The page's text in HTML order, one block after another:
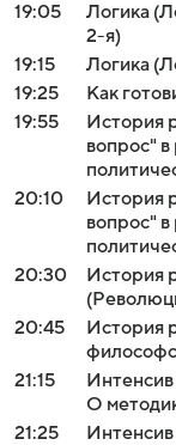
19:05
Логика
2-я)
19:15
Логика
19:25
Как
19:55
История
вопрос"
20:10
История
вопрос"
20:30
История
20:45
История
21:15
Интенсив
О
21:25
Интенсив